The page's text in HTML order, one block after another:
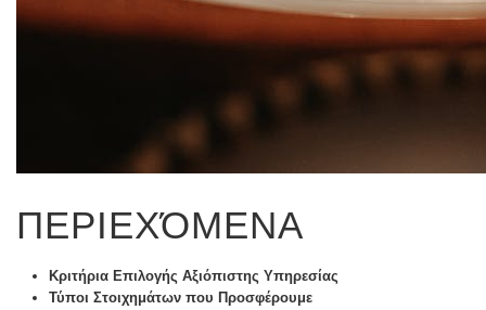
ΠΕΡΙΕΧΌΜΕΝΑ
Κριτήρια Επιλογής Αξιόπιστης Υπηρεσίας
Τύποι Στοιχημάτων που Προσφέρουμε